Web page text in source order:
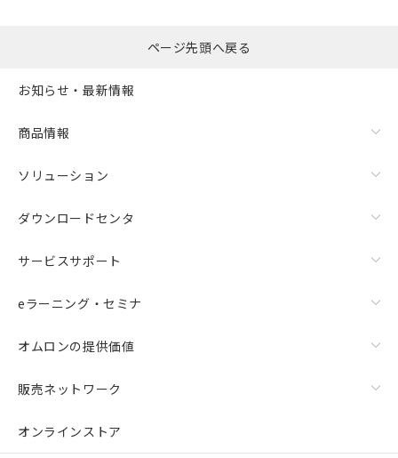
ページ先頭へ戻る
お知らせ・最新情報
商品情報
ソリューション
ダウンロードセンタ
サービスサポート
eラーニング・セミナ
オムロンの提供価値
販売ネットワーク
オンラインストア